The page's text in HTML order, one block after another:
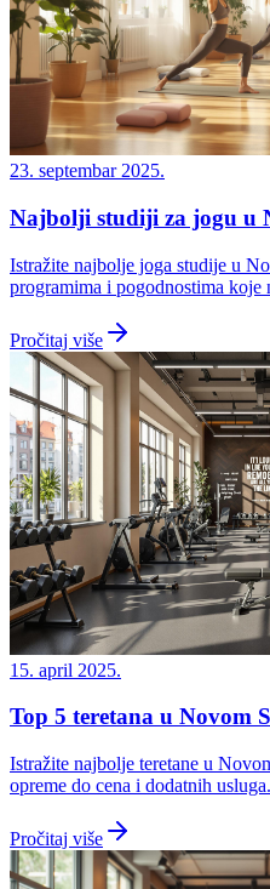
23. septembar 2025.
Najbolji studiji za jogu u
Istražite najbolje joga studije u
programima i pogodnostima koje
Pročitaj više
15. april 2025.
Top 5 teretana u Novom
Istražite najbolje teretane u
opreme do cena i dodatnih usluga.
Pročitaj više